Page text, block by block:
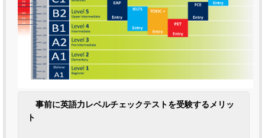
事前に英語力レベルチェックテストを受験するメリッ
ト